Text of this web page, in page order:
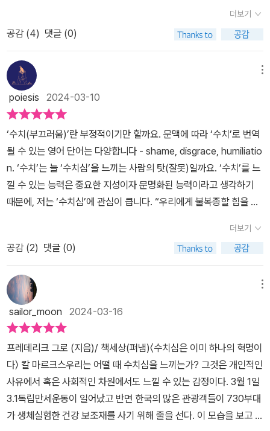
주의가 지구촌을 휩쓸기 이전의 것과 그 성분이나 형식이 다르다. 개
추에 따르는 전통적 수치심은 이제 존재하지 않는다. 16세기 데카르
트는 “수치심은 자기애에 토대를 둔 슬픔으로 비난받으리라는 생각
에서 온다.”고 《정념론》에 썼다. 자본주의 발흥과 시기를 함께하며 수
치심은 이렇게 소심한 불안 속에 응축된 정서로 그 개념이 축소되어,
죄의 문화로 변질되어 버렸다. 수치심에 내재되어있던 정의가 몰수되
고, 개인화되었으며, 자본주의 상품화논리에 수치심 본질의 한 축이
었던 가족적 윤리를 맥 빠지게 만들어버렸다. 저자는 발자크의 소설
《곱세크》의 주인공인 고리대금업자 곱세크 집 문턱을 넘으려면 읽게
되는 문장을 소개하고 있는데, “여기 들어서는 그대, 모든 수치심을
자신의 이미지와 이름의 손상이라는 수치심을 남기지 않기 위해 홀로
재판정에 서 죽음을 수용하는 이야기 속 명예있는 존재로서의 수치심
과 그 차이를 식별할 수 있게 한다. 자본주의 그리고 오늘의 신자유주
의 질서가 지배하는 공동체는 “공공법률+상거래+개인적 자유의 역
할”을 둘러싸고 조직된 사회이다. 영리적이고, 부르주아적이며 심리
적 얼굴로 수치심의 얼굴이 바뀌었다. 명예는 변모하여 ‘체면과 정상
성(正常性)’, 즉 ‘표준’이라는 미묘한 사회적 행동모델로 변했다. 명
예없는 현대세계에 정상성이라는 혐오스러운 단어가 새로운 명예가
된 것이다. 정상성이란 지극히 상대적이고 주관적인 괴물같은 언어
다. 오늘 이 정상성의 기준지표는 지극히 단순화되어 돈과 안락함이
지배한다. 즉 비정상성의 기호는 ‘가난’이라는 추상적 판단에 의해 사
놓고 오래도록 응시하라고 재촉한다. 무엇이 부끄러운가, 아니 그 부
끄러움의 원인이 무엇인가. 부끄러움은 왜 나 혹은 우리의 몫인지에
생각한 본 적이 있다면 프레데리크 그로의 “수치심의 진영이 바뀌어
야 한다!”라는 외침에 동의할지도 모른다. 프랑스의 철학자는 무엇이
다를까. 제국주의 중심에 서 있으나 세계 경제, 문화, 사상을 이끄는
국가에 서서 바라보면 미국과 아시아 남미와 아프리카의 현실이 조금
달리 보일까. 이렇게 좁은 대한민국에도 자기가 가진 것들-이를테면
자본, 권력, 명예, 인맥 등등-에 따라 전혀 다른 감정을 ‘소유’하고 ‘학
습’하게 된다. 상식과 법률은 자신의 이익을 위해 활용될 뿐 공동선을
추구하거나 사회적 합의와 다수의 의견조차 필요에 따라 달리 해석한
다. 비단 정치인들의 이야기가 아니다. 어느 자리에 있는지에 따라 관
점이 달라지고 자기만의 논리와 주장으로 합리화한다. 인류 문명사의
변하지 않는 특성이지만 진영에 따라, 서 있는 자리에 따라 그것을 공
정과 정의라고 외치거나 상식과 합리라고 주장하니 ‘수치심’이 설 자
거리 두기는 누구에게나 필요하다. 부모자식, 형제자매뿐만 아니라
친구, 연인, 선후배, 직장동료에 이르기까지 마찬가지다. 그러나 대부
분 사람들은 혈육이라서, 사랑하니까, 친한 사이라는 이유로 ‘선’을 넘
는다. 각자의 선이 다르니 문제가 생긴다. 인간관계는 교집합이다. 여
집합의 욕망이 선을 넘게 하고 관계를 망치며 범죄를 저지르게 한다.
인간에 대한 예의는 배움과 가르침도 중요하지만 서 있는 자리와 이
해관계가 우선인 듯하다. 사회학적 상상력, 성인지감수성, 예의 바른
무관심을 입으로 주어섬겨도 일상적 ‘관계’에 적용하고 실천하지 못
하면 무용지물이다. 물론 이 앎과 삶의 간극이 수치심을 유발하지만
더보기
공감 (4) 댓글 (0)
poiesis 2024-03-10
‘수치(부끄러움)’란 부정적이기만 할까요. 문맥에 따라 ‘수치’로 번역
될 수 있는 영어 단어는 다양합니다 - shame, disgrace, humiliatio
n. ‘수치’는 늘 ‘수치심’을 느끼는 사람의 탓(잘못)일까요. ‘수치’를 느
낄 수 있는 능력은 중요한 지성이자 문명화된 능력이라고 생각하기
때문에, 저는 ‘수치심’에 관심이 큽니다. “우리에게 불복종할 힘을 주
능력을 온전히 간직할 힘을 주는 것은 프리모 레비의 표현대로 “세상
에 대한 수치심”이다. 수치심은 슬픔과 분노의 혼합물이다.”포괄적이
고 종합적인 수치심의 ‘형성’과 ‘작동’ 기제에 대해 다각도로 다루는
학술연구서 같습니다. 가독성이 충분히 좋고 흥미롭고 친절한 책이라
서 목마를 때 시원한 물마시듯 들이켰습니다. 작고 가볍고 혁명적인
철학서입니다. #강추권력을 가진 가해자가 가스라이팅 하는 강력한
방법에는 언어를 선점하는 것이 있습니다. 약자이자 피해자에게 부정
적 감정을 덧씌우는 방식은 유구한 역사를 자랑하며 현재에도 진행
중입니다. 그러니 현실을 바꾸기 위한 방법에는 이런 언어(사유)의 해
방이 필요합니다. “공화국을 보장하기 위한 라틴식 질문은 차라리 이
러할 것이다. (...) 남성에게는 정의를, 여성에게는 수치심을 안겨라.
그러면 공화국은 탄탄할 것이다.”새로운 언어(표현)을 만드는 것도
더보기
공감 (2) 댓글 (0)
sailor_moon 2024-03-16
프레데리크 그로 (지음)/ 책세상(펴냄)〈수치심은 이미 하나의 혁명이
다〉 칼 마르크스우리는 어떨 때 수치심을 느끼는가? 그것은 개인적인
사유에서 혹은 사회적인 차원에서도 느낄 수 있는 감정이다. 3월 1일
3.1독립만세운동이 일어났고 반면 한국의 많은 관광객들이 730부대
가 생체실험한 건강 보조재를 사기 위해 줄을 선다. 이 모습을 보고 있